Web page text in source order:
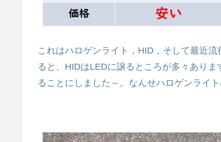
これはハロゲンライト，HID，そして最近
ると、HIDはLEDに譲るところが多々あり
ることにしました～。なんせハロゲンライト